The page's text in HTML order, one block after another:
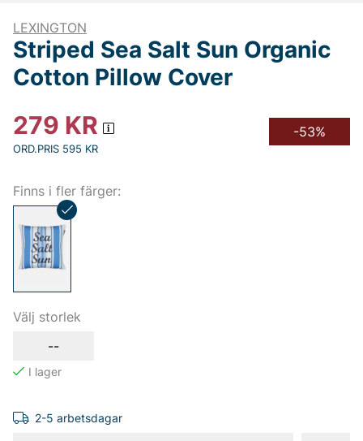
LEXINGTON
Striped Sea Salt Sun Organic
Cotton Pillow Cover
279 KR
ORD.PRIS 595 KR
-53%
Finns i fler färger:
Välj storlek
--
2-5 arbetsdagar